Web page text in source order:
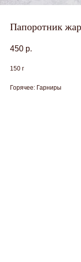
Папоротник
450 р.
150 г
Горячее: Гарниры